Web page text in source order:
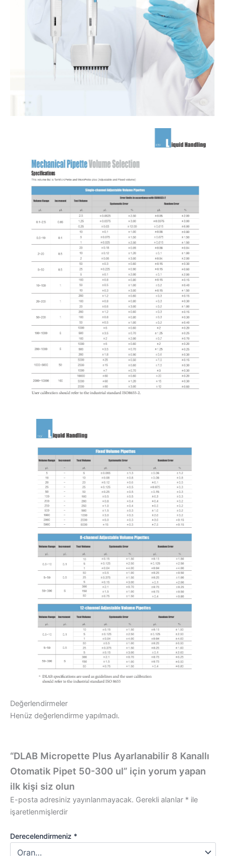
Değerlendirmeler
Henüz değerlendirme yapılmadı.
“DLAB Micropette Plus Ayarlanabilir 8 Kanallı
Otomatik Pipet 50-300 ul” için yorum yapan
ilk kişi siz olun
E-posta adresiniz yayınlanmayacak. Gerekli alanlar * ile
işaretlenmişlerdir
Derecelendirmeniz *